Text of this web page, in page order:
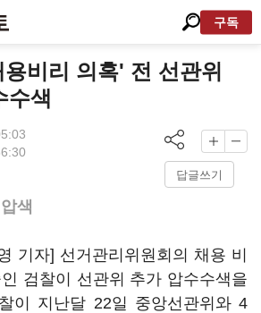
구독
비리 의혹' 전 선관위
수색
답글쓰기
색
기자] 선거관리위원회의 채용 비
검찰이 선관위 추가 압수수색을
이 지난달 22일 중앙선관위와 4